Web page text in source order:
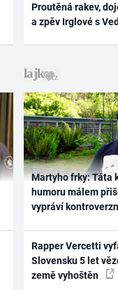
Proutěná rakev,
a zpěv Irglové s
Martyho frky: Táta
humoru málem
vypráví
Rapper Vercetti
Slovensku 5 let
země vyhoštěn